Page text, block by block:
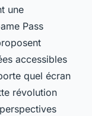
une
Pass
accessibles
quel écran
révolution